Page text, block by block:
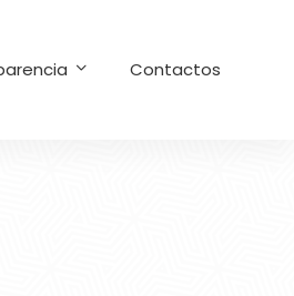
Contactos